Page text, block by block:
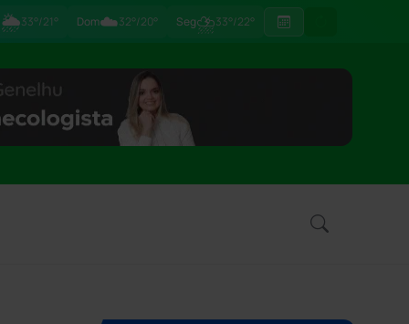
🌦33°/21° Dom☁️32°/20° Seg⛈33°/22°